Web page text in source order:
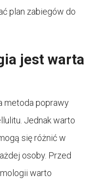
plan zabiegów do
jest warta
metoda poprawy
Jednak warto
się różnić w
osoby. Przed
warto